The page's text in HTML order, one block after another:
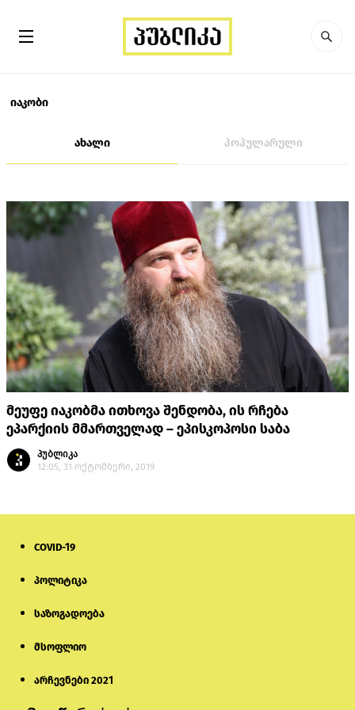
იაკობი
ახალი პოპულარული
მეუფე იაკობმა ითხოვა შენდობა, ის რჩება
ეპარქიის მმართველად – ეპისკოპოსი საბა
პუბლიკა
12:05, 31 ოქტომბერი, 2019
COVID-19
პოლიტიკა
საზოგადოება
მსოფლიო
არჩევნები 2021